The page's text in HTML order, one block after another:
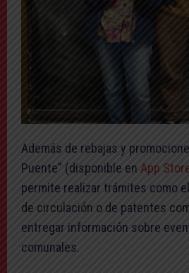
Además de rebajas y
Puente” (disponible en App
permite realizar trámites como
de circulación o de patentes
entregar información sobre
comunales.